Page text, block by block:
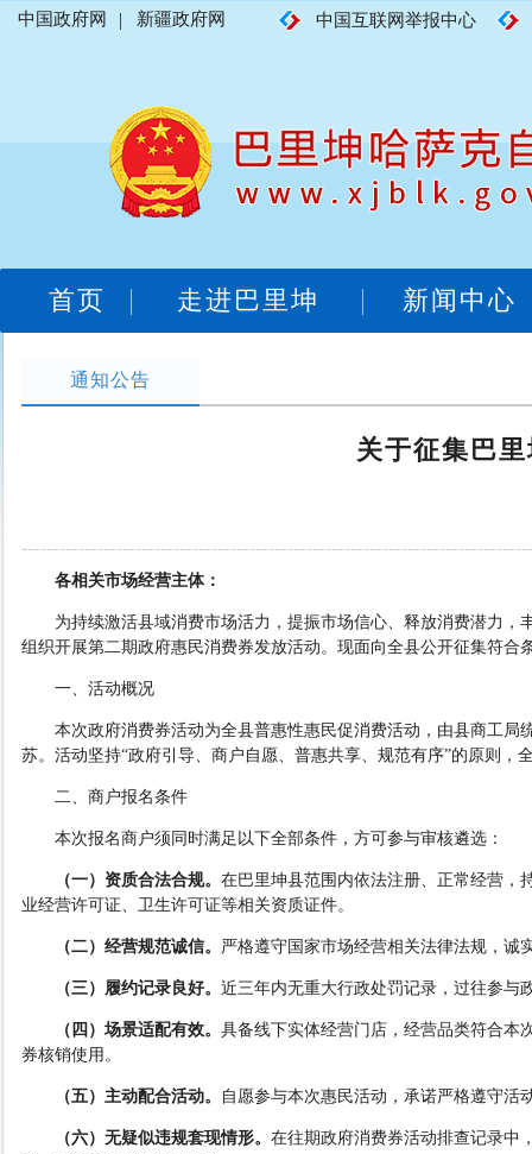
中国政府网 | 新疆政府网 中国互联网举报中心
首页 走进巴里坤 新闻中心
通知公告
关于征集巴
各相关市场经营主体：
为持续激活县域消费市场活力，提振市场信心、释放消费潜力
组织开展第二期政府惠民消费券发放活动。现面向全县公开征集符
一、活动概况
本次政府消费券活动为全县普惠性惠民促消费活动，由县商工
苏。活动坚持“政府引导、商户自愿、普惠共享、规范有序”的原则
二、商户报名条件
本次报名商户须同时满足以下全部条件，方可参与审核遴选：
（一） 资质合法合规。 在巴里坤县范围内依法注册、正常经营，
业经营许可证、卫生许可证等相关资质证件。
（二） 经营规范诚信。 严格遵守国家市场经营相关法律法规，诚
（三） 履约记录良好。 近三年内无重大行政处罚记录，过往参与
（ 四 ）场景适配有效。 具备线下实体经营门店，经营品类符合本
券核销使用。
（五） 主动配合活动。 自愿参与本次惠民活动，承诺严格遵守活
（六）无疑似违规套现情形。 在往期政府消费券活动排查记录中